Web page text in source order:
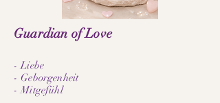
Guardian of Love
- Liebe
- Geborgenheit
- Mitgefühl